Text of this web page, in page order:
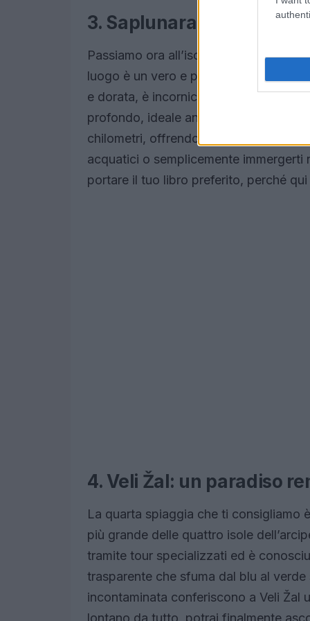
3. Saplunara: la sabbia
Passiamo ora all’isola di Mljet, dove
luogo è un vero e proprio rifugio per
e dorata, è incorniciata da una pineta
profondo, ideale anche per chi viaggia
chilometri, offrendoti ampi spazi per
acquatici o semplicemente immergerti
portare il tuo libro preferito, perché
4. Veli Žal: un paradiso
La quarta spiaggia che ti consigliamo
più grande delle quattro isole
tramite tour specializzati ed è
trasparente che sfuma dal blu al
incontaminata conferiscono a Veli Žal